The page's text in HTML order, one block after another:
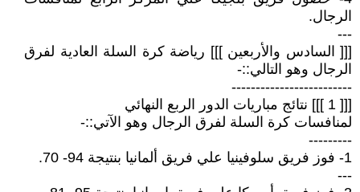
الرجال.
---
[[[ السادس والأربعين ]]] رياضة كرة السلة العادية لفرق
الرجال وهو التالي::-
-------------------------
[[[ 1 ]]] نتائج مباريات الدور الربع النهائي
لمنافسات كرة السلة لفرق الرجال وهو الآتي::-
---------
1- فوز فريق سلوفينيا علي فريق ألمانيا بنتيجة 94- 70.
---